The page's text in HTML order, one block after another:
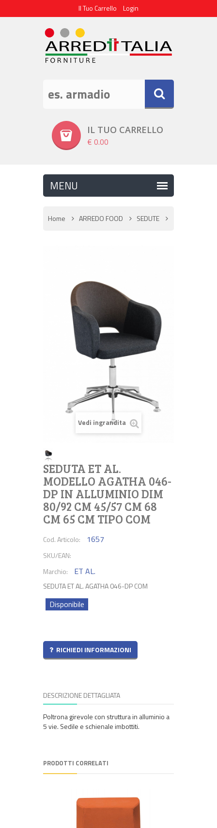
Il Tuo Carrello Login
IL TUO CARRELLO
€ 0.00
Home ARREDO FOOD SEDUTE
Vedi ingrandita
SEDUTA ET AL.
MODELLO AGATHA 046-
DP IN ALLUMINIO DIM
80/92 CM 45/57 CM 68
CM 65 CM TIPO COM
Cod. Articolo: 1657
SKU/EAN:
Marchio:
ET AL.
SEDUTA ET AL. AGATHA 046-DP COM
Disponibile
RICHIEDI INFORMAZIONI
DESCRIZIONE DETTAGLIATA
Poltrona girevole con struttura in alluminio a
5 vie. Sedile e schienale imbottiti.
PRODOTTI CORRELATI